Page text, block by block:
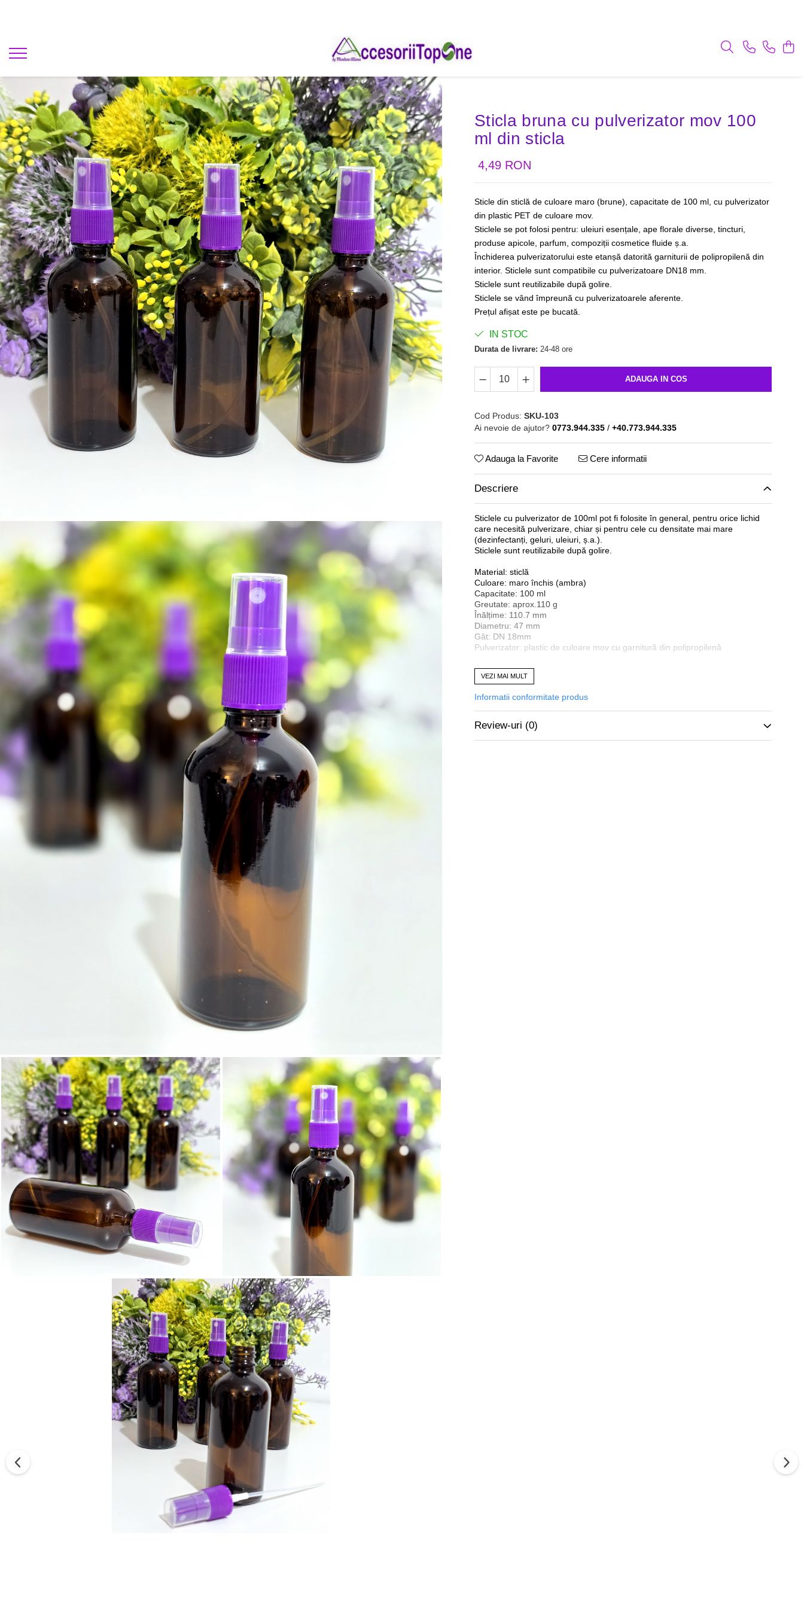
Sticla bruna cu pulverizator mov 100
ml din sticla
4,49 RON
Sticle din sticlă de culoare maro (brune), capacitate de 100 ml, cu pulverizator
din plastic PET de culoare mov.
Sticlele se pot folosi pentru: uleiuri esențale, ape florale diverse, tincturi,
produse apicole, parfum, compoziții cosmetice fluide ș.a.
Închiderea pulverizatorului este etanșă datorită garniturii de polipropilenă din
interior. Sticlele sunt compatibile cu pulverizatoare DN18 mm.
Sticlele sunt reutilizabile după golire.
Sticlele se vând împreună cu pulverizatoarele aferente.
Prețul afișat este pe bucată.
IN STOC
Durata de livrare: 24-48 ore
ADAUGA IN COS
Cod Produs: SKU-103
Ai nevoie de ajutor? 0773.944.335 / +40.773.944.335
Adauga la Favorite Cere informatii
Descriere
Sticlele cu pulverizator de 100ml pot fi folosite în general, pentru orice lichid
care necesită pulverizare, chiar și pentru cele cu densitate mai mare
(dezinfectanți, geluri, uleiuri, ș.a.).
Sticlele sunt reutilizabile după golire.
Material: sticlă
Culoare: maro închis (ambra)
Capacitate: 100 ml
Greutate: aprox.110 g
Înălțime: 110.7 mm
Diametru: 47 mm
Gât: DN 18mm
Pulverizator: plastic de culoare mov cu garnitură din polipropilenă
Calitate și garanție
Mai multe informații0773.944.335/ office@accesoriitopone.ro
VEZI MAI MULT
Informatii conformitate produs
Review-uri (0)